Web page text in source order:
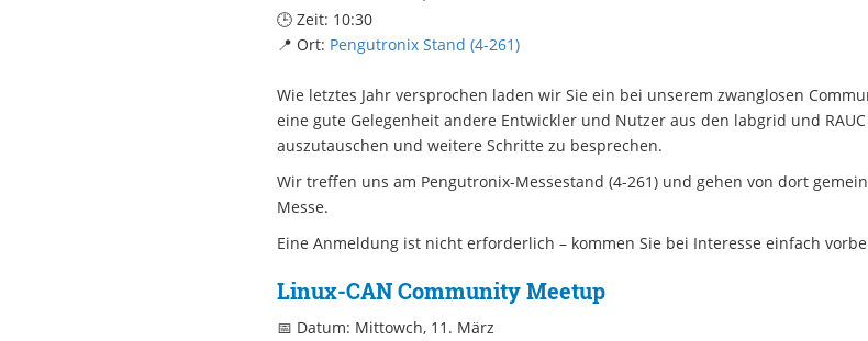
🕒 Zeit: 10:30
📍 Ort: Pengutronix Stand (4-261)
Wie letztes Jahr versprochen laden wir Sie ein bei unserem zwanglosen
eine gute Gelegenheit andere Entwickler und Nutzer aus den labgrid und
auszutauschen und weitere Schritte zu besprechen.
Wir treffen uns am Pengutronix-Messestand (4-261) und gehen von dort
Messe.
Eine Anmeldung ist nicht erforderlich – kommen Sie bei Interesse einfach
Linux-CAN Community Meetup
📅 Datum: Mittowch, 11. März